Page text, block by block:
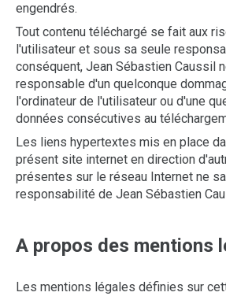
engendrés.
Tout contenu téléchargé se fait aux
l'utilisateur et sous sa seule
conséquent, Jean Sébastien Caussil
responsable d'un quelconque
l'ordinateur de l'utilisateur ou d'une
données consécutives au
Les liens hypertextes mis en place
présent site internet en direction
présentes sur le réseau Internet ne
responsabilité de Jean Sébastien
A propos des mentions
Les mentions légales définies sur